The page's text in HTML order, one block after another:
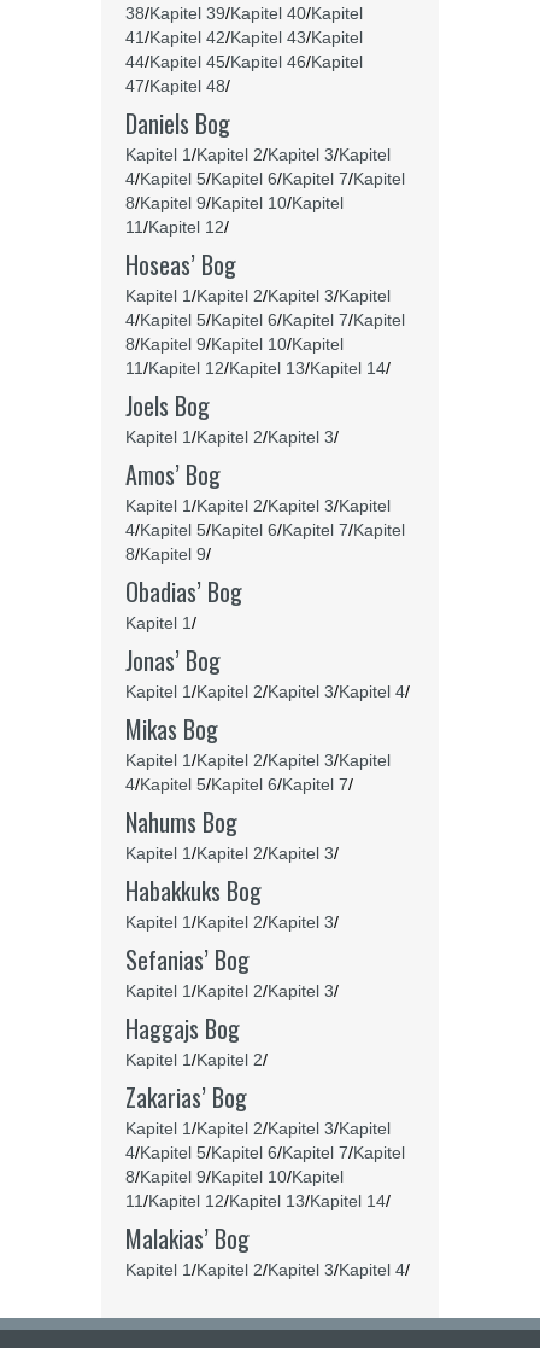
38/Kapitel 39/Kapitel 40/Kapitel
41/Kapitel 42/Kapitel 43/Kapitel
44/Kapitel 45/Kapitel 46/Kapitel
47/Kapitel 48/
Daniels Bog
Kapitel 1/Kapitel 2/Kapitel 3/Kapitel
4/Kapitel 5/Kapitel 6/Kapitel 7/Kapitel
8/Kapitel 9/Kapitel 10/Kapitel
11/Kapitel 12/
Hoseas’ Bog
Kapitel 1/Kapitel 2/Kapitel 3/Kapitel
4/Kapitel 5/Kapitel 6/Kapitel 7/Kapitel
8/Kapitel 9/Kapitel 10/Kapitel
11/Kapitel 12/Kapitel 13/Kapitel 14/
Joels Bog
Kapitel 1/Kapitel 2/Kapitel 3/
Amos’ Bog
Kapitel 1/Kapitel 2/Kapitel 3/Kapitel
4/Kapitel 5/Kapitel 6/Kapitel 7/Kapitel
8/Kapitel 9/
Obadias’ Bog
Kapitel 1/
Jonas’ Bog
Kapitel 1/Kapitel 2/Kapitel 3/Kapitel 4/
Mikas Bog
Kapitel 1/Kapitel 2/Kapitel 3/Kapitel
4/Kapitel 5/Kapitel 6/Kapitel 7/
Nahums Bog
Kapitel 1/Kapitel 2/Kapitel 3/
Habakkuks Bog
Kapitel 1/Kapitel 2/Kapitel 3/
Sefanias’ Bog
Kapitel 1/Kapitel 2/Kapitel 3/
Haggajs Bog
Kapitel 1/Kapitel 2/
Zakarias’ Bog
Kapitel 1/Kapitel 2/Kapitel 3/Kapitel
4/Kapitel 5/Kapitel 6/Kapitel 7/Kapitel
8/Kapitel 9/Kapitel 10/Kapitel
11/Kapitel 12/Kapitel 13/Kapitel 14/
Malakias’ Bog
Kapitel 1/Kapitel 2/Kapitel 3/Kapitel 4/